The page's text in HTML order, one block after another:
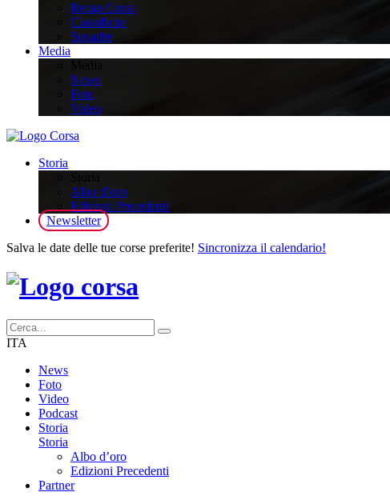
Recap Corsa
Classifiche
Squadre
Media
News
Foto
Video
Storia
Albo d’oro
Edizioni Precedenti
Newsletter
Salva le date delle tue corse preferite! Sincronizza il calendario!
ITA
News
Foto
Video
Podcast
Storia
Storia
Albo d’oro
Edizioni Precedenti
Partner